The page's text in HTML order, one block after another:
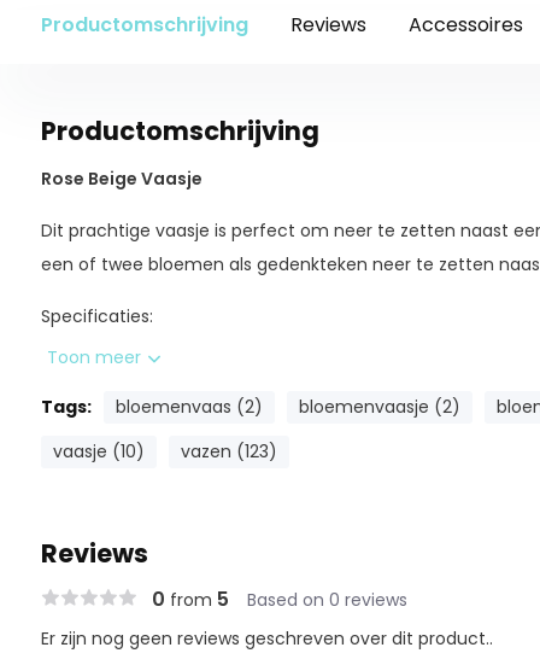
Productomschrijving Reviews Accessoires
Productomschrijving
Rose Beige Vaasje
Dit prachtige vaasje is perfect om neer te zetten naast
een of twee bloemen als gedenkteken neer te zetten
Specificaties:
Inhoud
Afmeting
Gewicht
Toon meer
Tags: bloemenvaas (2) bloemenvaasje (2)
vaasje (10)
vazen (123)
Reviews
0 from 5 Based on 0 reviews
Er zijn nog geen reviews geschreven over dit product..